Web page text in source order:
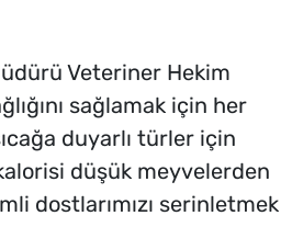
Veteriner Hekim
sağlamak için her
duyarlı türler için
düşük meyvelerden
dostlarımızı serinletmek